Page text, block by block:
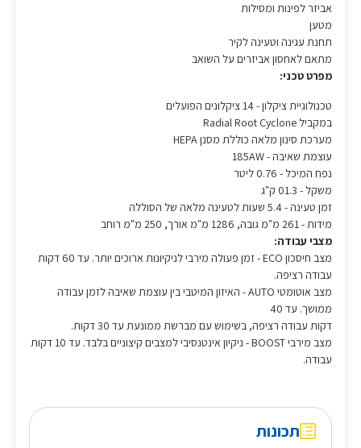
אביזר לפינות ומסילות
מטען
תחנת עגינה וטעינה לקיר
מתאם לאחסון אביזרים על השואב
מפרט טכני:
טכנולוגיית ציקלון - 14 ציקלונים הפועלים
במקביל Radial Root Cyclone
מערכת סינון מלאה כוללת מסנן HEPA
עוצמת שאיבה - 185AW
נפח המיכל - 0.76 ליטר
משקל - 01.3 ק"ג
זמן טעינה - 5.4 שעות לטעינה מלאה של הסוללה
מידות - 261 מ"מ גובה, 1286 מ"מ אורך, 250 מ"מ רוחב
מצבי עבודה:
מצב חיסכון ECO - זמן פעולה מירבי לניקיונות ארוכים יותר. עד 60 דקות
עבודה רציפה.
מצב אוטומטי AUTO - האיזון המיטבי בין עוצמת שאיבה לזמן עבודה
ממושך. עד 40
דקות עבודה רציפה, בשימוש עם מברשת ממונעת עד 30 דקות.
מצב מירבי BOOST - ניקיון אינטנסיבי למצבים קיצוניים בלבד. עד 10 דקות
עבודה.
תכונות